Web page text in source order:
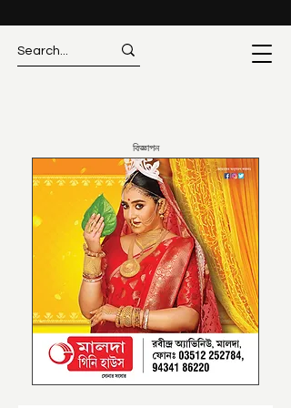
বিজ্ঞাপন